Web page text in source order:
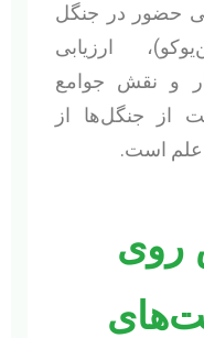
حضور در جنگل
ارزیابی
و نقش جوامع
از جنگل‌ها از
علم است.
روی